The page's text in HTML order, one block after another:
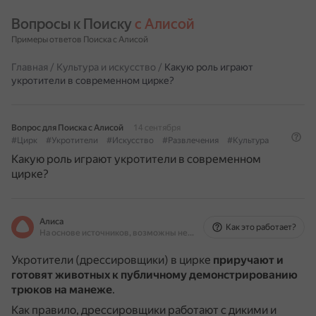
Вопросы к Поиску с Алисой
Примеры ответов Поиска с Алисой
Главная / Культура и искусство / Какую роль играют
укротители в современном цирке?
Вопрос для Поиска с Алисой
14 сентября
#Цирк
#Укротители #Искусство #Развлечения #Культура
Какую роль играют укротители в современном
цирке?
Алиса
На основе источников, возможны неточности
Как это работает?
Укротители (дрессировщики) в цирке приручают и
готовят животных к публичному демонстрированию
трюков на манеже.
Как правило, дрессировщики работают с дикими и